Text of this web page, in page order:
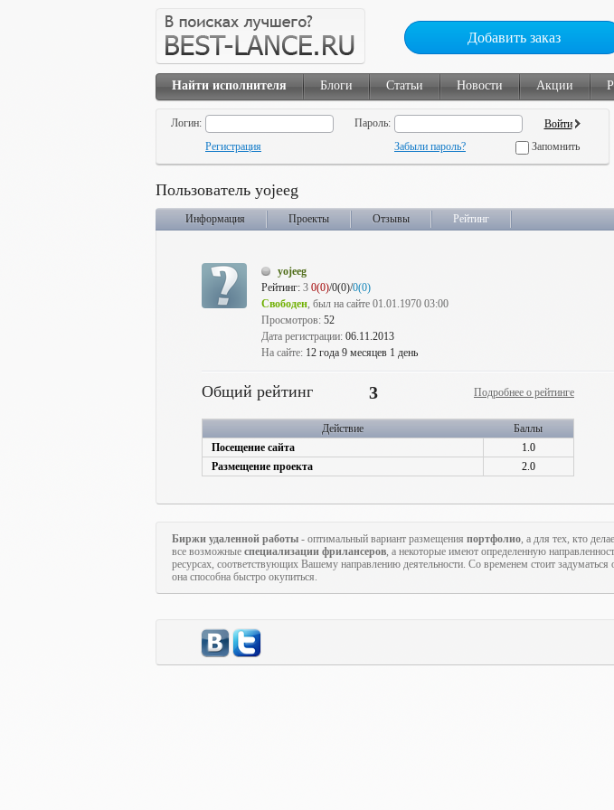
Добавить заказ
Найти исполнителя Блоги Статьи Новости Акции
Логин:
Пароль:
Регистрация
Забыли пароль? Запомнить
Пользователь yojeeg
Информация Проекты Отзывы Рейтинг
yojeeg
Рейтинг: 3 0(0)/0(0)/0(0)
Свободен, был на сайте 01.01.1970 03:00
Просмотров: 52
Дата регистрации: 06.11.2013
На сайте: 12 года 9 месяцев 1 день
Общий рейтинг 3 Подробнее о рейтинге
Действие
Баллы
Посещение сайта
1.0
Размещение проекта
2.0
Биржи удаленной работы - оптимальный вариант размещения портфолио, а для тех, кто
все возможные специализации фрилансеров, а некоторые имеют определенную
ресурсах, соответствующих Вашему направлению деятельности. Со временем стоит задуматься
она способна быстро окупиться.